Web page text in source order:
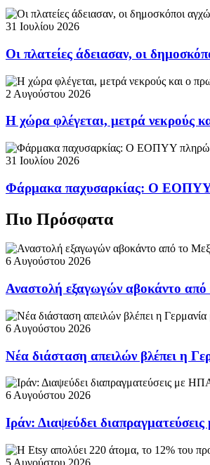
31 Ιουλίου 2026
Οι πλατείες άδειασαν, οι
2 Αυγούστου 2026
Η χώρα φλέγεται, μετρά νεκρούς
31 Ιουλίου 2026
Φάρμακα παχυσαρκίας: Ο ΕΟΠΥΥ
Πιο Πρόσφατα
6 Αυγούστου 2026
Αναστολή εξαγωγών αβοκάντο
6 Αυγούστου 2026
Νέα διάσταση απειλών βλέπει η
6 Αυγούστου 2026
Ιράν: Διαψεύδει
5 Αυγούστου 2026